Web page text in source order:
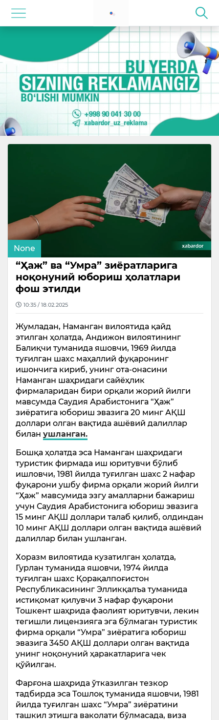
None
“Ҳаж” ва “Умра” зиёратларига
ноқонуний юбориш ҳолатлари
фош этилди
10:35 / 18.02.2025
Жумладан, Наманган вилоятида қайд
этилган ҳолатда, Андижон вилоятининг
Балиқчи туманида яшовчи, 1969 йилда
туғилган шахс маҳаллий фуқаронинг
ишончига кириб, унинг ота-онасини
Наманган шаҳридаги сайёҳлик
фирмаларидан бири орқали жорий йилги
мавсумда Саудия Арабистонига “Ҳаж”
зиёратига юбориш эвазига 20 минг АҚШ
доллари олган вақтида ашёвий далиллар
билан ушланган.
Бошқа ҳолатда эса Наманган шаҳридаги
туристик фирмада иш юритувчи бўлиб
ишловчи, 1981 йилда туғилган шахс 2 нафар
фуқарони ушбу фирма орқали жорий йилги
“Ҳаж” мавсумида эзгу амалларни бажариш
учун Саудия Арабистонига юбориш эвазига
15 минг АҚШ доллари талаб қилиб, олдиндан
10 минг АҚШ доллари олган вақтида ашёвий
далиллар билан ушланган.
Хоразм вилоятида кузатилган ҳолатда,
Гурлан туманида яшовчи, 1974 йилда
туғилган шахс Қорақалпоғистон
Республикасининг Элликқалъа туманида
истиқомат қилувчи 3 нафар фуқарони
Тошкент шаҳрида фаолият юритувчи, лекин
тегишли лицензияга эга бўлмаган туристик
фирма орқали “Умра” зиёратига юбориш
эвазига 3450 АҚШ доллари олган вақтида
унинг ноқонуний ҳаракатларига чек
қўйилган.
Фарғона шаҳрида ўтказилган тезкор
тадбирда эса Тошлоқ туманида яшовчи, 1981
йилда туғилган шахс “Умра” зиёратини
ташкил этишга ваколати бўлмасада, виза